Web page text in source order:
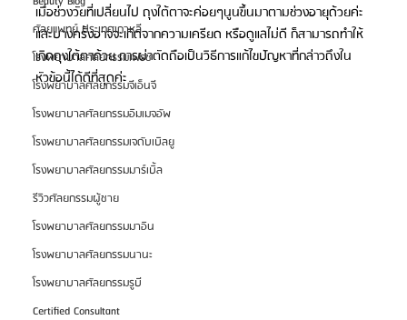
ศัลยแพทย์ ประเทศเกาหลี
โรงพยาบาลศัลยกรรมเฟรช
โรงพยาบาลศัลยกรรมจีเอ็นจี
โรงพยาบาลศัลยกรรมอิมเมจอัพ
โรงพยาบาลศัลยกรรมเจดับเบิลยู
โรงพยาบาลศัลยกรรมมาร์เบิ้ล
รีวิวศัลยกรรมผู้ชาย
โรงพยาบาลศัลยกรรมมาอิน
โรงพยาบาลศัลยกรรมนานะ
โรงพยาบาลศัลยกรรมรูบี
Certified Consultant
เมื่อช่วงวัยที่เปลี่ยนไป ถุงใต้ตาจะค่อยๆนูนขึ้นมาตามช่วงอายุด้วยค่ะ
และบางครั้งอาจจะเกิดจากความเครียด หรือดูแลไม่ดี ก็สามารถทำให้
เกิดถุงใต้ตาด้วย การผ่าตัดถือเป็นวิธีการแก้ไขปัญหาที่กล่าวถึงใน
หัวข้อนี้ได้ดีที่สุดค่ะ